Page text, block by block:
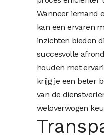
Wanneer iemand
kan een ervaren
inzichten bieden
succesvolle
houden met
krijg je een beter
van de
weloverwogen